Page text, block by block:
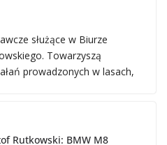
służące w Biurze
Towarzyszą
prowadzonych w lasach,
Rutkowski: BMW M8